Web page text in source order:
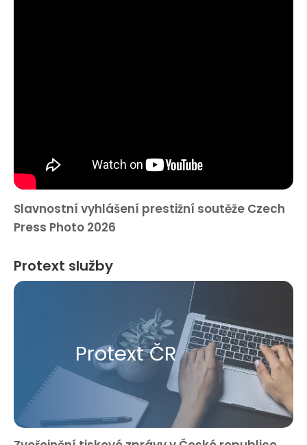
Slavnostní vyhlášení prestižní soutěže Czech
Press Photo 2026
Protext služby
Protext ČR